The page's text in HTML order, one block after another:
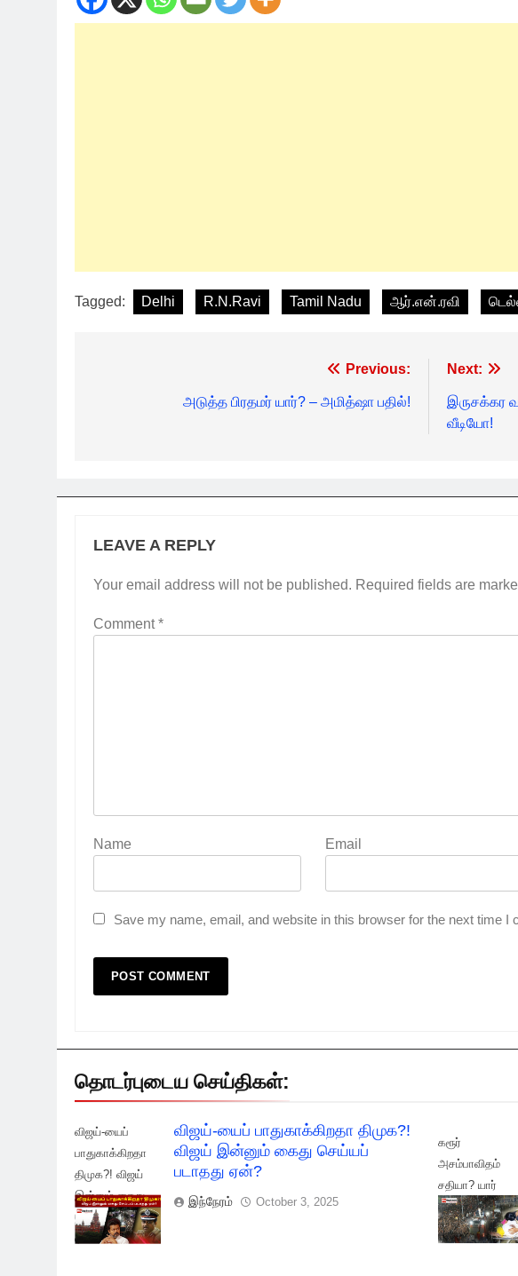
Tagged: Delhi R.N.Ravi Tamil Nadu ஆர்.என்.ரவி
navigation
Previous:
அடுத்த பிரதமர் யார்? – அமித்ஷா பதில்!
Next:
இருசக்கர
வீடியோ!
LEAVE A REPLY
Your email address will not be published. Required fields are
Comment*
Name Email
Save my name, email, and website in this browser for the next time I
தொடர்புடைய செய்திகள்:
விஜய்-யைப்
பாதுகாக்கிறதா
திமுக?! விஜய்
இன்னும் கைது
செய்யப் படாதது
ஏன்?
விஜய்-யைப் பாதுகாக்கிறதா திமுக?!
விஜய் இன்னும் கைது செய்யப்
படாதது ஏன்?
இந்நேரம் October 3, 2025
கரூர்
அசம்பாவிதம்
சதியா? யார்
பொறுப்பு? -
Check Report